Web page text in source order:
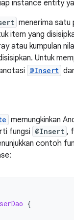
instance entity
menerima satu
item yang
atau kumpulan
Untuk
@Insert
memungkinkan
fungsi @Insert ,
contoh
{